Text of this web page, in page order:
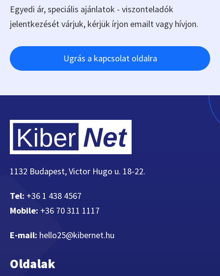
Egyedi ár, speciális ajánlatok - viszonteladók
jelentkezését várjuk, kérjük írjon emailt vagy hívjon.
Ugrás a kapcsolat oldalra
1132 Budapest, Victor Hugo u. 18-22.
Tel: +36 1 438 4567
Mobile: +36 70 311 1117
E-mail: hello25@kibernet.hu
Oldalak